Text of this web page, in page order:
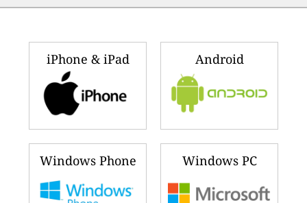
iPhone & iPad Android
Windows Phone Windows PC